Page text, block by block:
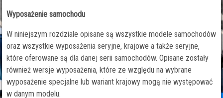
Wyposażenie samochodu
W niniejszym rozdziale opisane są wszystkie modele samochodów
oraz wszystkie wyposażenia seryjne, krajowe a także seryjne,
które oferowane są dla danej serii samochodów. Opisane zostały
również wersje wyposażenia, które ze względu na wybrane
wyposażenie specjalne lub wariant krajowy mogą nie występować
w danym modelu.